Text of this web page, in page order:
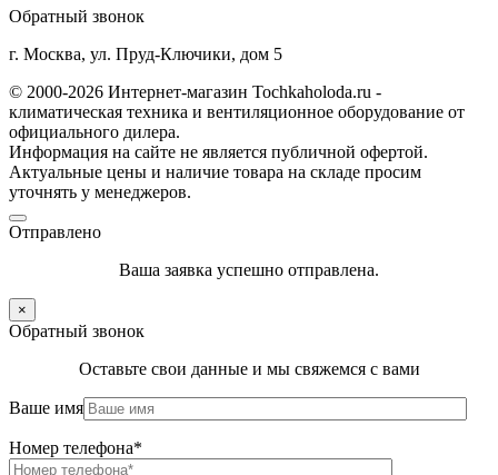
Обратный звонок
г. Москва, ул. Пруд-Ключики, дом 5
© 2000-2026 Интернет-магазин Tochkaholoda.ru -
климатическая техника и вентиляционное оборудование от
официального дилера.
Информация на сайте не является публичной офертой.
Актуальные цены и наличие товара на складе просим
уточнять у менеджеров.
Отправлено
Ваша заявка успешно отправлена.
×
Обратный звонок
Оставьте свои данные и мы свяжемся с вами
Ваше имя
Номер телефона*